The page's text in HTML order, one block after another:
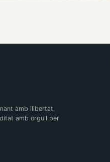
amb llibertat,
amb orgull per